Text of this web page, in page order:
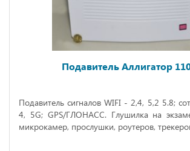
Подавитель Аллигатор
Подавитель сигналов WIFI - 2,4, 5,2 5.8;
4, 5G; GPS/ГЛОНАСС. Глушилка на
микрокамер, прослушки, роутеров,